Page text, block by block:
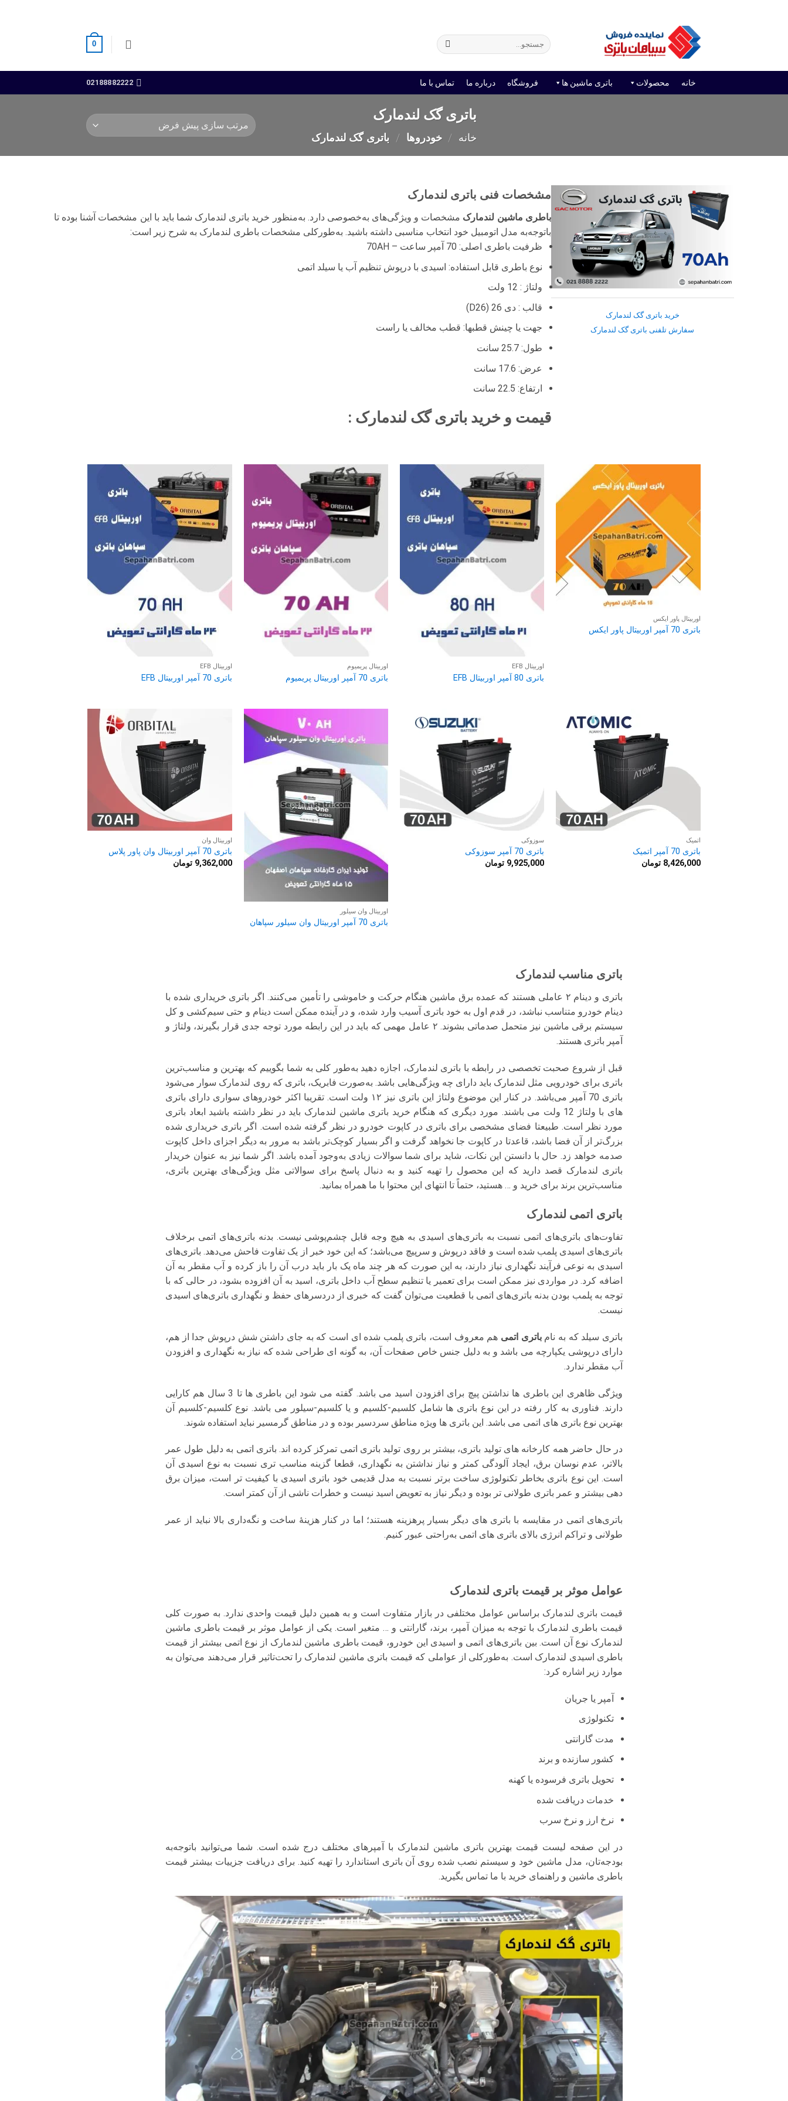
جستجو
برای:
0
خانه محصولات باتری ماشین ها فروشگاه درباره ما تماس با ما 02188882222
باتری گک لندمارک
خانه / خودروها / باتری گک لندمارک
خرید باتری گک لندمارک
سفارش تلفنی باتری گک لندمارک
مشخصات فنی باتری لندمارک
باطری ماشین لندمارک مشخصات و ویژگی‌های به‌خصوصی دارد. به‌منظور خرید باتری لندمارک شما باید با این مشخصات آشنا بوده تا
با‌توجه‌به مدل اتومبیل خود انتخاب مناسبی داشته باشید. به‌طورکلی مشخصات باطری لندمارک به شرح زیر است:
ظرفیت باطری اصلی: 70 آمپر ساعت – 70AH
نوع باطری قابل استفاده: اسیدی با درپوش تنظیم آب یا سیلد اتمی
ولتاژ : 12 ولت
قالب : دی 26 (D26)
جهت یا چینش قطبها: قطب مخالف یا راست
طول: 25.7 سانت
عرض: 17.6 سانت
ارتفاع: 22.5 سانت
قیمت و خرید باتری گک لندمارک :
اوربیتال پاور ایکس
باتری 70 آمپر اوربیتال پاور ایکس
اوربیتال EFB
باتری 80 آمپر اوربیتال EFB
اوربیتال پریمیوم
باتری 70 آمپر اوربیتال پریمیوم
اوربیتال EFB
باتری 70 آمپر اوربیتال EFB
اتمیک
باتری 70 آمپر اتمیک
8,426,000 تومان
سوزوکی
باتری 70 آمپر سوزوکی
9,925,000 تومان
اوربیتال وان سیلور
باتری 70 آمپر اوربیتال وان سیلور سپاهان
اوربیتال وان
باتری 70 آمپر اوربیتال وان پاور پلاس
9,362,000 تومان
باتری مناسب لندمارک
باتری و دینام ۲ عاملی هستند که عمده برق ماشین هنگام حرکت و خاموشی را تأمین می‌کنند. اگر باتری خریداری شده با
دینام خودرو متناسب نباشد، در قدم اول به خود باتری آسیب وارد شده، و در آینده ممکن است دینام و حتی سیم‌کشی و کل
سیستم برقی ماشین نیز متحمل صدماتی بشوند. ۲ عامل مهمی که باید در این رابطه مورد توجه جدی قرار بگیرند، ولتاژ و
آمپر باتری هستند.
قبل از شروع صحبت تخصصی در رابطه با باتری لندمارک، اجازه دهید به‌طور کلی به شما بگوییم که بهترین و مناسب‌ترین
باتری برای خودرویی مثل لندمارک باید دارای چه ویژگی‌هایی باشد. به‌صورت فابریک، باتری که روی لندمارک سوار می‌شود
باتری 70 آمپر می‌باشد. در کنار این موضوع ولتاژ این باتری نیز ۱۲ ولت است. تقریبا اکثر خودروهای سواری دارای باتری
های با ولتاژ 12 ولت می باشند. مورد دیگری که هنگام خرید باتری ماشین لندمارک باید در نظر داشته باشید ابعاد باتری
مورد نظر است. طبیعتا فضای مشخصی برای باتری در کاپوت خودرو در نظر گرفته شده است. اگر باتری خریداری شده
بزرگ‌تر از آن فضا باشد، قاعدتا در کاپوت جا نخواهد گرفت و اگر بسیار کوچک‌تر باشد به مرور به دیگر اجزای داخل کاپوت
صدمه خواهد زد. حال با دانستن این نکات، شاید برای شما سوالات زیادی به‌وجود آمده باشد. اگر شما نیز به عنوان خریدار
باتری لندمارک قصد دارید که این محصول را تهیه کنید و به دنبال پاسخ برای سوالاتی مثل ویژگی‌های بهترین باتری،
مناسب‌ترین برند برای خرید و … هستید، حتماً تا انتهای این محتوا با ما همراه بمانید.
باتری اتمی لندمارک
تفاوت‌های باتری‌های اتمی نسبت به باتری‌های اسیدی به هیچ وجه قابل چشم‌پوشی نیست. بدنه باتری‌های اتمی برخلاف
باتری‌های اسیدی پلمب شده است و فاقد درپوش و سرپیچ می‌باشد؛ که این خود خبر از یک تفاوت فاحش می‌دهد. باتری‌های
اسیدی به نوعی فرآیند نگهداری نیاز دارند، به این صورت که هر چند ماه یک بار باید درب آن را باز کرده و آب مقطر به آن
اضافه کرد. در مواردی نیز ممکن است برای تعمیر یا تنظیم سطح آب داخل باتری، اسید به آن افزوده بشود، در حالی که با
توجه به پلمب بودن بدنه باتری‌های اتمی با قطعیت می‌توان گفت که خبری از دردسرهای حفظ و نگهداری باتری‌های اسیدی
نیست.
باتری سیلد که به نامباتری اتمی هم معروف است، باتری پلمب شده ای است که به جای داشتن شش درپوش جدا از هم،
دارای درپوشی یکپارچه می باشد و به دلیل جنس خاص صفحات آن، به گونه ای طراحی شده که نیاز به نگهداری و افزودن
آب مقطر ندارد.
ویژگی ظاهری این باطری ها نداشتن پیچ برای افزودن اسید می باشد. گفته می شود این باطری ها تا 3 سال هم کارایی
دارند. فناوری به کار رفته در این نوع باتری ها شامل کلسیم-کلسیم و یا کلسیم-سیلور می باشد. نوع کلسیم-کلسیم آن
بهترین نوع باتری های اتمی می باشد. این باتری ها ویژه مناطق سردسیر بوده و در مناطق گرمسیر نباید استفاده شوند.
در حال حاضر همه کارخانه های تولید باتری، بیشتر بر روی تولید باتری اتمی تمرکز کرده اند. باتری اتمی به دلیل طول عمر
بالاتر، عدم نوسان برق، ایجاد آلودگی کمتر و نیاز نداشتن به نگهداری، قطعا گزینه مناسب تری نسبت به نوع اسیدی آن
است. این نوع باتری بخاطر تکنولوژی ساخت برتر نسبت به مدل قدیمی خود باتری اسیدی با کیفیت تر است، میزان برق
دهی بیشتر و عمر باتری طولانی تر بوده و دیگر نیاز به تعویض اسید نیست و خطرات ناشی از آن کمتر است.
باتری‌های اتمی در مقایسه با باتری‌ های دیگر بسیار پرهزینه هستند؛ اما در کنار هزینهٔ ساخت و نگه‌داری بالا نباید از عمر
طولانی و تراکم انرژی بالای باتری‌ های اتمی به‌راحتی عبور کنیم.
عوامل موثر بر قیمت باتری لندمارک
قیمت باتری لندمارک بر‌اساس عوامل مختلفی در بازار متفاوت است و به همین دلیل قیمت واحدی ندارد. به صورت کلی
قیمت باطری لندمارک با توجه به میزان آمپر، برند، گارانتی و … متغیر است. یکی از عوامل موثر بر قیمت باطری ماشین
لندمارک نوع آن است. بین باتری‌های اتمی و اسیدی این خودرو، قیمت باطری ماشین لندمارک از نوع اتمی بیشتر از قیمت
باطری اسیدی لندمارک است. به‌طورکلی از عواملی که قیمت باتری ماشین لندمارک را تحت‌تاثیر قرار می‌دهند می‌توان به
موارد زیر اشاره کرد:
آمپر یا جریان
تکنولوژی
مدت گارانتی
کشور سازنده و برند
تحویل باتری فرسوده یا کهنه
خدمات دریافت شده
نرخ ارز و نرخ سرب
در این صفحه لیست قیمت بهترین باتری ماشین لندمارک با آمپرهای مختلف درج شده است. شما می‌توانید با‌توجه‌به
بودجه‌تان، مدل ماشین خود و سیستم نصب شده روی آن باتری استاندارد را تهیه کنید. برای دریافت جزییات بیشتر قیمت
باطری ماشین و راهنمای خرید با ما تماس بگیرید.